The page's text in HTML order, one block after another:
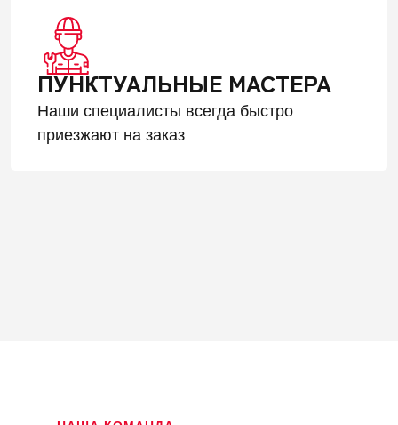
ПУНКТУАЛЬНЫЕ МАСТЕРА
Наши специалисты всегда быстро
приезжают на заказ